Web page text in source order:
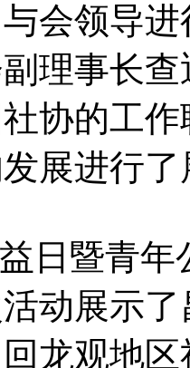
会领导
理事长
社协的工
展进行了
日暨青
动展示
龙观地